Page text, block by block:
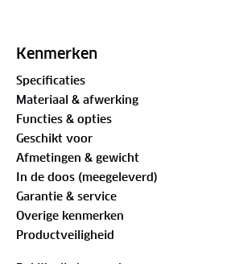
Apple Watch (2,5 Watt) en
De LED-lampjes geven aan
goed opladen, en de lader stopt
detectie van onbekende objecten
Voor optimale laadsnelheid
18 Watt oplader (apart
varieert afhankelijk van het aantal
tegelijk oplaadt; een iPhone laadt
1,5 tot 3 uur, AirPods (Pro) in 1-3
Kenmerken
Specificaties
Materiaal & afwerking
Functies & opties
Geschikt voor
Afmetingen & gewicht
In de doos (meegeleverd)
Garantie & service
Overige kenmerken
Productveiligheid